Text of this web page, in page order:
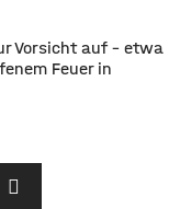
Vorsicht auf – etwa
Feuer in